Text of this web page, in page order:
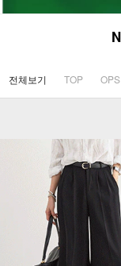
전체보기 TOP OPS